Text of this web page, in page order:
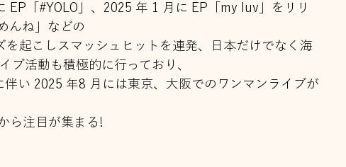
「#YOLO」、2025 年 1 月に EP「my luv」をリリ
んね」などの
を起こしスマッシュヒットを連発、日本だけでなく海
ブ活動も積極的に行っており、
い 2025 年8 月には東京、大阪でのワンマンライブが
ら注目が集まる!